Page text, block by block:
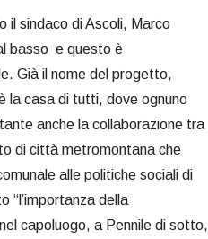
il sindaco di Ascoli, Marco
basso e questo è
Già il nome del progetto,
la casa di tutti, dove ognuno
anche la collaborazione tra
di città metromontana che
alle politiche sociali di
“l’importanza della
capoluogo, a Pennile di sotto,